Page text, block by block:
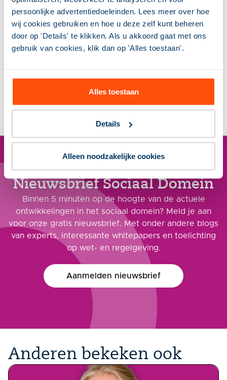
persoonlijke advertentiedoeleinden. Lees meer over hoe
wij cookies gebruiken en hoe u deze zelf kunt beheren
door op 'Details' te klikken. Als u akkoord gaat met ons
gebruik van cookies, klik dan op 'Alles toestaan'.
Alles toestaan
Details
Alleen noodzakelijke cookies
Pagina delen op
socials
Meer weten over dit
onderwerp?
verder.
030 298 28 00
info@stimulansz.nl
Nieuwsbrief Sociaal Domein
Binnen 5 minuten op de hoogte van de actuele
ontwikkelingen in het sociaal domein? Meld je aan
voor onze gratis nieuwsbrief. Met onder andere blogs
van experts, interessante whitepapers en toelichting
op wet- en regelgeving.
Aanmelden nieuwsbrief
Anderen bekeken ook